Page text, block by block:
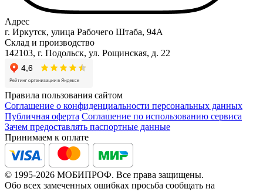
Адрес
г. Иркутск, улица Рабочего Штаба, 94А
Склад и производство
142103, г. Подольск, ул. Рощинская, д. 22
Правила пользования сайтом
Соглашение о конфиденциальности персональных данных
Публичная оферта Соглашение по использованию сервиса
Зачем предоставлять паспортные данные
Принимаем к оплате
© 1995-2026 МОБИПРОФ. Все права защищены.
Обо всех замеченных ошибках просьба сообщать на